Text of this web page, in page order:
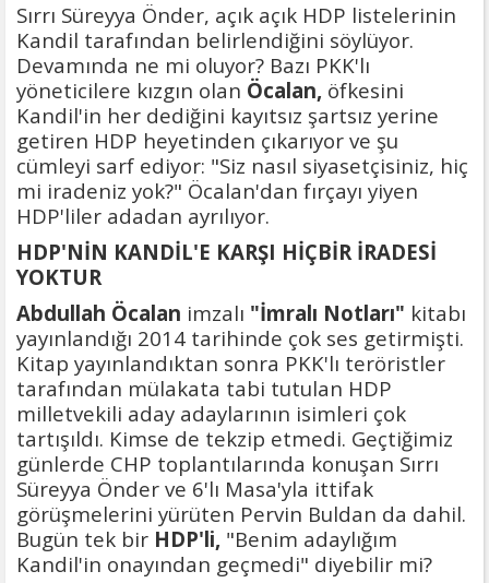
Sırrı Süreyya Önder, açık açık HDP listelerinin
Kandil tarafından belirlendiğini söylüyor.
Devamında ne mi oluyor? Bazı PKK'lı
yöneticilere kızgın olan Öcalan, öfkesini
Kandil'in her dediğini kayıtsız şartsız yerine
getiren HDP heyetinden çıkarıyor ve şu
cümleyi sarf ediyor: "Siz nasıl siyasetçisiniz, hiç
mi iradeniz yok?" Öcalan'dan fırçayı yiyen
HDP'liler adadan ayrılıyor.
HDP'NİN KANDİL'E KARŞI HİÇBİR İRADESİ
YOKTUR
Abdullah Öcalan imzalı "İmralı Notları" kitabı
yayınlandığı 2014 tarihinde çok ses getirmişti.
Kitap yayınlandıktan sonra PKK'lı teröristler
tarafından mülakata tabi tutulan HDP
milletvekili aday adaylarının isimleri çok
tartışıldı. Kimse de tekzip etmedi. Geçtiğimiz
günlerde CHP toplantılarında konuşan Sırrı
Süreyya Önder ve 6'lı Masa'yla ittifak
görüşmelerini yürüten Pervin Buldan da dahil.
Bugün tek bir HDP'li, "Benim adaylığım
Kandil'in onayından geçmedi" diyebilir mi?